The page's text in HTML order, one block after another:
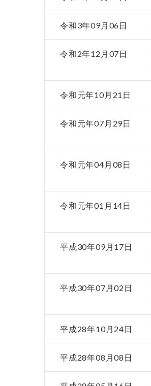
令和3年09月06日
令和2年12月07日
令和元年10月21日
令和元年07月29日
令和元年04月08日
令和元年01月14日
平成30年09月17日
平成30年07月02日
平成28年10月24日
平成28年08月08日